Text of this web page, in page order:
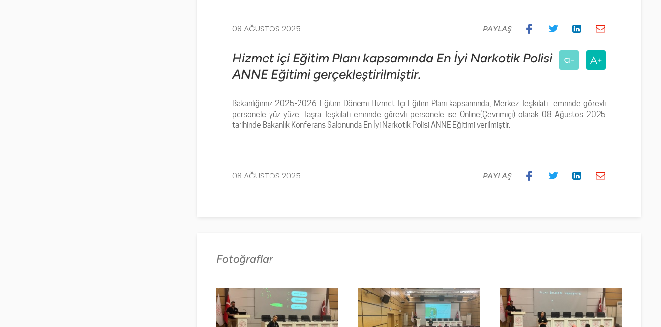
08 AĞUSTOS 2025 PAYLAŞ
Hizmet içi Eğitim Planı kapsamında En İyi Narkotik Polisi
ANNE Eğitimi gerçekleştirilmiştir.
Bakanlığımız 2025-2026 Eğitim Dönemi Hizmet İçi Eğitim Planı kapsamında, Merkez Teşkilatı emrinde görevli
personeleyüz yüze, Taşra Teşkilatı emrinde görevli personele ise Online(Çevrimiçi) olarak 08 Ağustos 2025
tarihinde Bakanlık Konferans Salonunda En İyi Narkotik Polisi ANNE Eğitimi verilmiştir.
08 AĞUSTOS 2025 PAYLAŞ
Fotoğraflar